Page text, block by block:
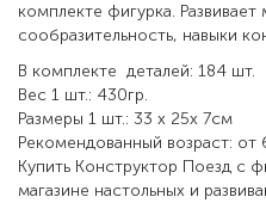
комплекте фигурка.
сообразительность, навыки
В комплекте деталей: 184 шт.
Вес 1 шт.: 430гр.
Размеры 1 шт.: 33 x 25x 7см
Рекомендованный возраст: от
Купить Конструктор Поезд с
магазине настольных и